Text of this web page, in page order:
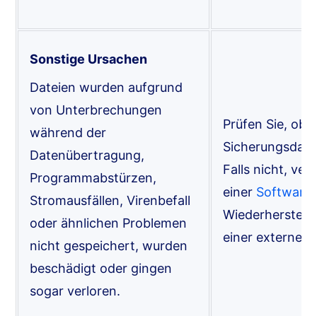
Sonstige Ursachen
Dateien wurden aufgrund
von Unterbrechungen
während der
Datenübertragung,
Programmabstürzen,
Stromausfällen, Virenbefall
oder ähnlichen Problemen
nicht gespeichert, wurden
beschädigt oder gingen
sogar verloren.
Prüfen Sie, ob
Falls nicht,
einer Software
einer externen